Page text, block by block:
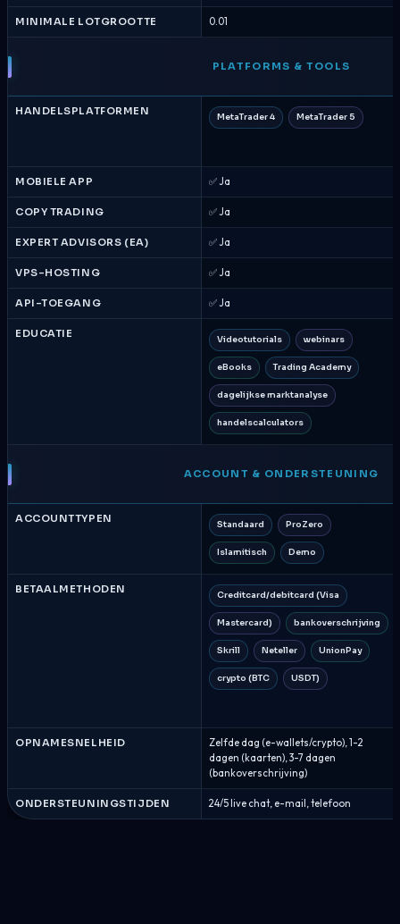
MINIMALE LOTGROOTTE 0.01
PLATFORMS & TOOLS
HANDELSPLATFORMEN MetaTrader 4 MetaTrader 5
MOBIELE APP ✅ Ja
COPY TRADING ✅ Ja
EXPERT ADVISORS (EA) ✅ Ja
VPS-HOSTING ✅ Ja
API-TOEGANG ✅ Ja
EDUCATIE Videotutorials webinars
eBooks Trading Academy
dagelijkse marktanalyse
handelscalculators
ACCOUNT & ONDERSTEUNING
ACCOUNTTYPEN Standaard ProZero
Islamitisch Demo
BETAALMETHODEN Creditcard/debitcard (Visa
Mastercard) bankoverschrijving
Skrill Neteller UnionPay
crypto (BTC USDT)
OPNAMESNELHEID
Zelfde dag (e-wallets/crypto), 1-2
dagen (kaarten), 3-7 dagen
(bankoverschrijving)
ONDERSTEUNINGSTIJDEN 24/5 live chat, e-mail, telefoon